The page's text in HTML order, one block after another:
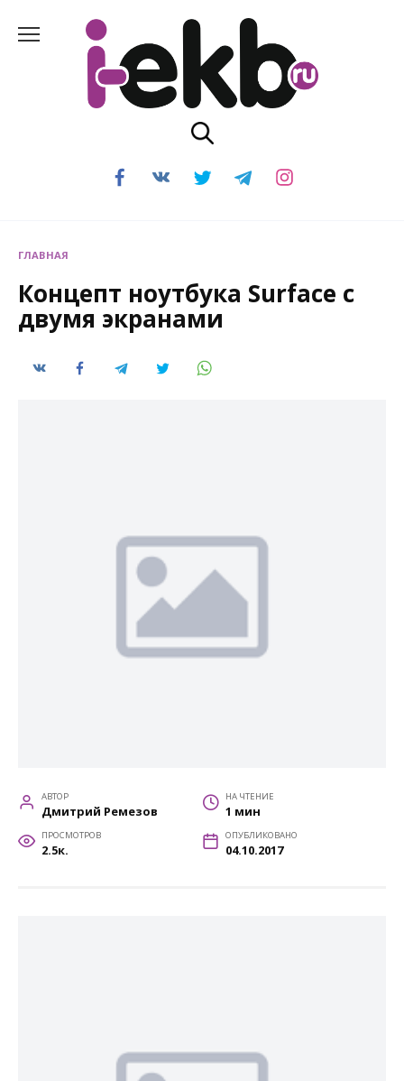
содержанию
ГЛАВНАЯ
Концепт ноутбука Surface с
двумя экранами
АВТОР
Дмитрий Ремезов
НА ЧТЕНИЕ
1 мин
ПРОСМОТРОВ
2.5к.
ОПУБЛИКОВАНО
04.10.2017